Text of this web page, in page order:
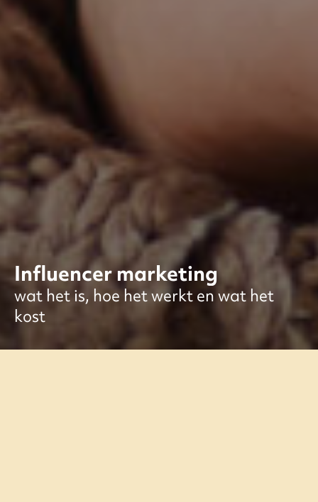
Influencer marketing
wat het is, hoe het werkt en wat het
kost